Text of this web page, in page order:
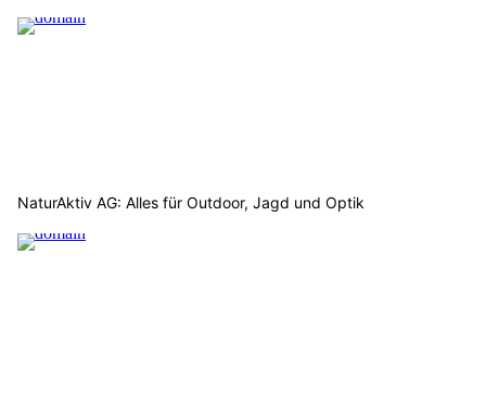
NaturAktiv AG: Alles für Outdoor, Jagd und Optik